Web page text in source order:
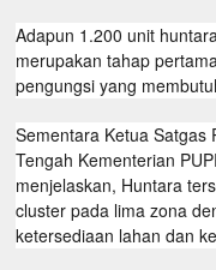
Adapun 1.200 unit
merupakan tahap
pengungsi yang
Sementara Ketua Satgas
Tengah Kementerian
menjelaskan, Huntara
cluster pada lima zona
ketersediaan lahan dan